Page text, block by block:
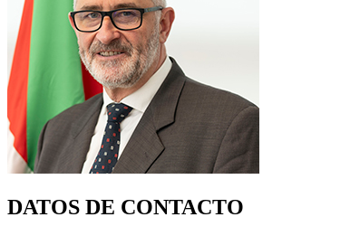
DATOS DE CONTACTO